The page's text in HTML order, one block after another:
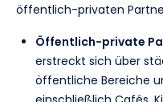
öffentlich-privaten
Öffentlich-private
erstreckt sich über
öffentliche Bereiche